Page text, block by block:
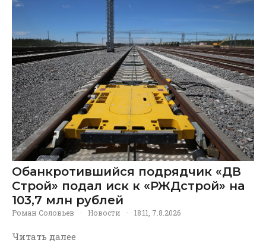
Обанкротившийся подрядчик «ДВ
Строй» подал иск к «РЖДстрой» на
103,7 млн рублей
Роман Соловьев · Новости · 18:11, 7.8.2026
Читать далее